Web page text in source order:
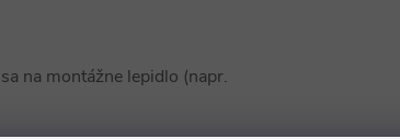
na montážne lepidlo (napr.